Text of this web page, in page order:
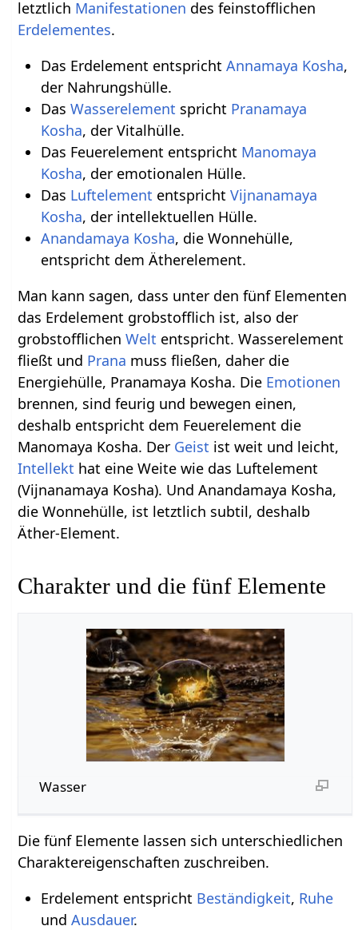
letztlich Manifestationen des feinstofflichen
Erdelementes.
Das Erdelement entspricht Annamaya Kosha,
der Nahrungshülle.
Das Wasserelement spricht Pranamaya
Kosha, der Vitalhülle.
Das Feuerelement entspricht Manomaya
Kosha, der emotionalen Hülle.
Das Luftelement entspricht Vijnanamaya
Kosha, der intellektuellen Hülle.
Anandamaya Kosha, die Wonnehülle,
entspricht dem Ätherelement.
Man kann sagen, dass unter den fünf Elementen
das Erdelement grobstofflich ist, also der
grobstofflichenWelt entspricht. Wasserelement
fließt und Prana muss fließen, daher die
Energiehülle, Pranamaya Kosha. Die Emotionen
brennen, sind feurig und bewegen einen,
deshalb entspricht dem Feuerelement die
Manomaya Kosha. Der Geist ist weit und leicht,
Intellekt hat eine Weite wie das Luftelement
(Vijnanamaya Kosha). Und Anandamaya Kosha,
die Wonnehülle, ist letztlich subtil, deshalb
Äther-Element.
Charakter und die fünf Elemente
Wasser
Die fünf Elemente lassen sich unterschiedlichen
Charaktereigenschaften zuschreiben.
Erdelement entspricht Beständigkeit, Ruhe
und Ausdauer.